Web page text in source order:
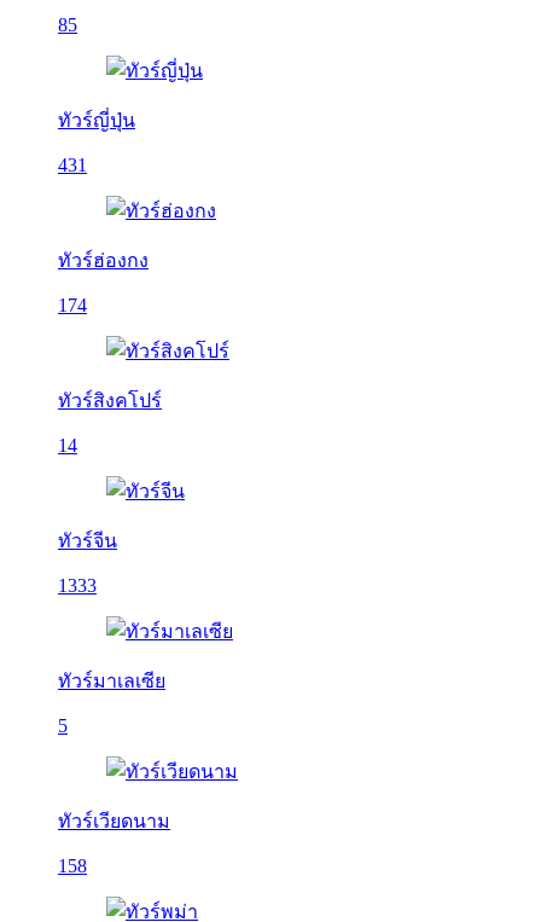
85
ทัวร์ญี่ปุ่น
431
ทัวร์ฮ่องกง
174
ทัวร์สิงคโปร์
14
ทัวร์จีน
1333
ทัวร์มาเลเซีย
5
ทัวร์เวียดนาม
158